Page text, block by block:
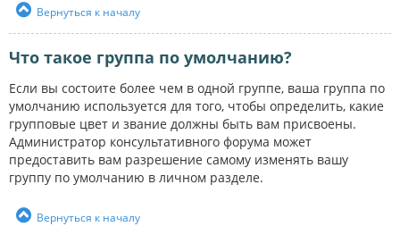
Вернуться к началу
Что такое группа по умолчанию?
Если вы состоите более чем в одной группе, ваша группа по
умолчанию используется для того, чтобы определить, какие
групповые цвет и звание должны быть вам присвоены.
Администратор консультативного форума может
предоставить вам разрешение самому изменять вашу
группу по умолчанию в личном разделе.
Вернуться к началу